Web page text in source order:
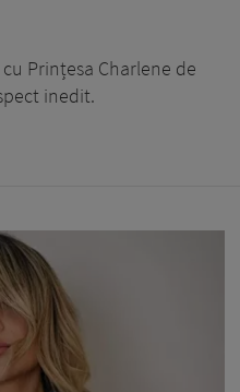
Prințesa Charlene de
inedit.